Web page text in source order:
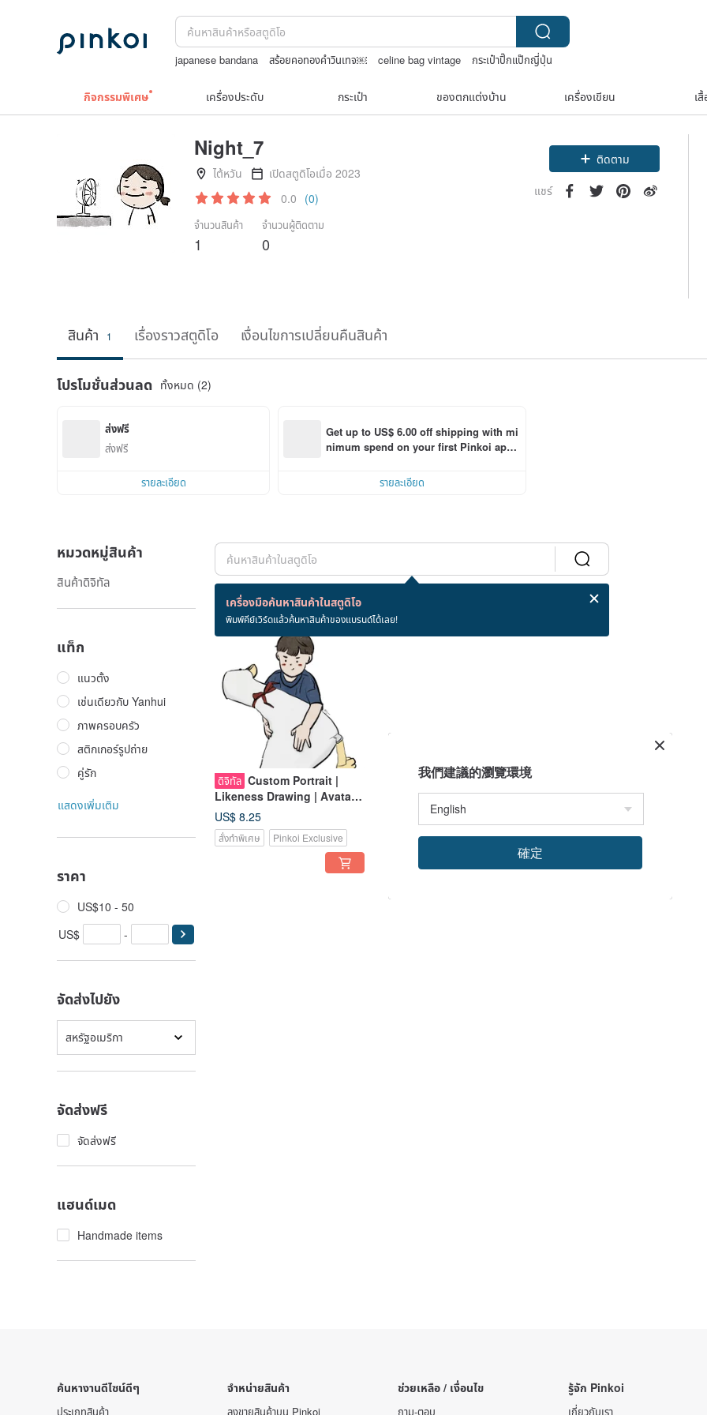
japanese bandana สร้อยคอทองคำวินเทจ￼ celine bag vintage
กระเป๋าปิ๊กแป๊กญี่ปุ่น
กิจกรรมพิเศษ เครื่องประดับ กระเป๋า ของตกแต่งบ้าน เครื่องเขียน เ
Night_7
ไต้หวัน
เปิดสตูดิโอเมื่อ 2023
0.0 (0)
จำนวนสินค้า
1
จำนวนผู้ติดตาม
0
ติดตาม
แชร์
สินค้า 1 เรื่องราวสตูดิโอ เงื่อนไขการเปลี่ยนคืนสินค้า
โปรโมชั่นส่วนลด ทั้งหมด (2)
ส่งฟรี
ส่งฟรี
รายละเอียด
Get up to US$ 6.00 off shipping with mi
nimum spend on your first Pinkoi app
รายละเอียด
หมวดหมู่สินค้า
สินค้าดิจิทัล
แท็ก
แนวตั้ง
เช่นเดียวกับ Yanhui
ภาพครอบครัว
สติกเกอร์รูปถ่าย
คู่รัก
แสดงเพิ่มเติม
ราคา
US$10 - 50
US$
-
จัดส่งไปยัง
สหรัฐอเมริกา
จัดส่งฟรี
จัดส่งฟรี
แฮนด์เมด
Handmade items
เครื่องมือค้นหาสินค้าในสตูดิโอ
พิมพ์คีย์เวิร์ดแล้วค้นหาสินค้าของแบรนด์ได้เลย!
สินค้า 1 ชิ้น
ดิจิทัล Custom Portrait |
Likeness Drawing | Avatar
Sticker | Illustration | Family
Portrait | Couples
US$ 8.25
สั่งทำพิเศษ Pinkoi Exclusive
ค้นหางานดีไซน์ดีๆ
ประเภทสินค้า
จำหน่ายสินค้า
ลงขายสินค้าบน Pinkoi
ช่วยเหลือ / เงื่อนไข
ถาม-ตอบ
รู้จัก Pinkoi
เกี่ยวกับเรา
我們建議的瀏覽環境
確定